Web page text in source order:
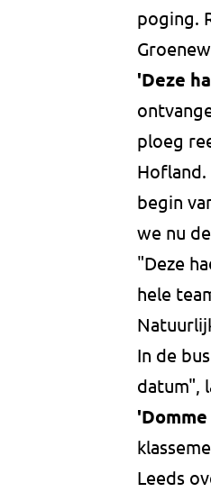
poging.
'Deze
ploeg
Hofland.
begin
we nu
"Deze
hele
In de
datum",
Leeds